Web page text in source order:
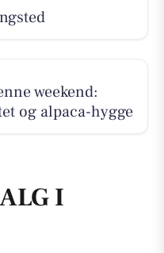
weekend:
og alpaca-hygge
I